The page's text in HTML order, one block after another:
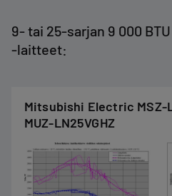
9- tai 25-sarjan 9 000
-laitteet:
Mitsubishi Electric MSZ-
MUZ-LN25VGHZ